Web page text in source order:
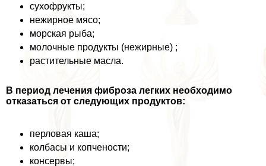
сухофрукты;
нежирное мясо;
морская рыба;
молочные продукты (нежирные) ;
растительные масла.
В период лечения фиброза легких необходимо
отказаться от следующих продуктов:
перловая каша;
колбасы и копчености;
консервы;